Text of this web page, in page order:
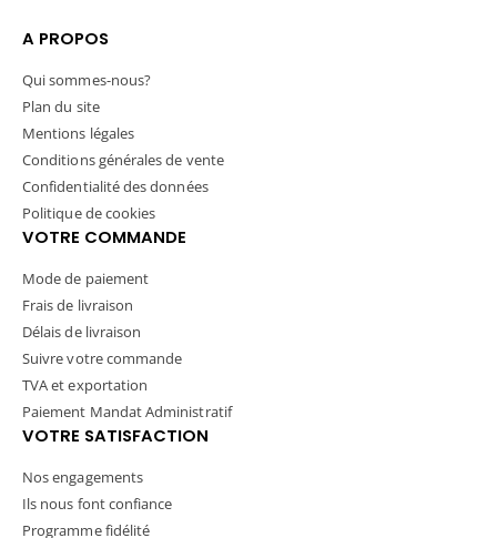
A PROPOS
Qui sommes-nous?
Plan du site
Mentions légales
Conditions générales de vente
Confidentialité des données
Politique de cookies
VOTRE COMMANDE
Mode de paiement
Frais de livraison
Délais de livraison
Suivre votre commande
TVA et exportation
Paiement Mandat Administratif
VOTRE SATISFACTION
Nos engagements
Ils nous font confiance
Programme fidélité